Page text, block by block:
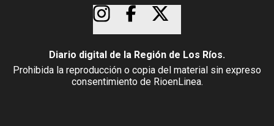
Diario digital de la Región de Los Ríos.
Prohibida la reproducción o copia del material sin expreso
consentimiento de RioenLinea.